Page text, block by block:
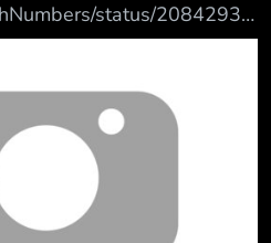
status/20842939
Leonard — 0.488 2.
4. DeMar DeRozan —
— 0.427 6.
7. Michael Porter Jr. —